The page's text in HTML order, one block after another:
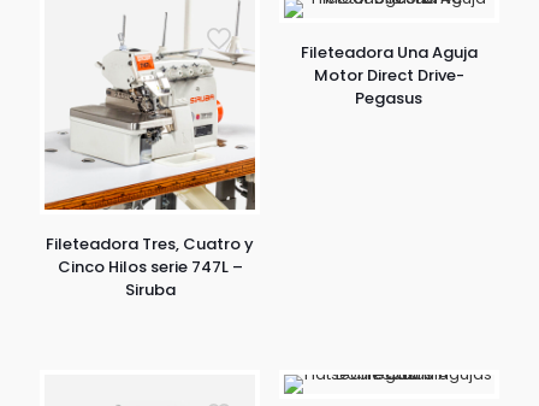
Fileteadora Tres, Cuatro y
Cinco Hilos serie 747L –
Siruba
Fileteadora Una Aguja
Motor Direct Drive-
Pegasus